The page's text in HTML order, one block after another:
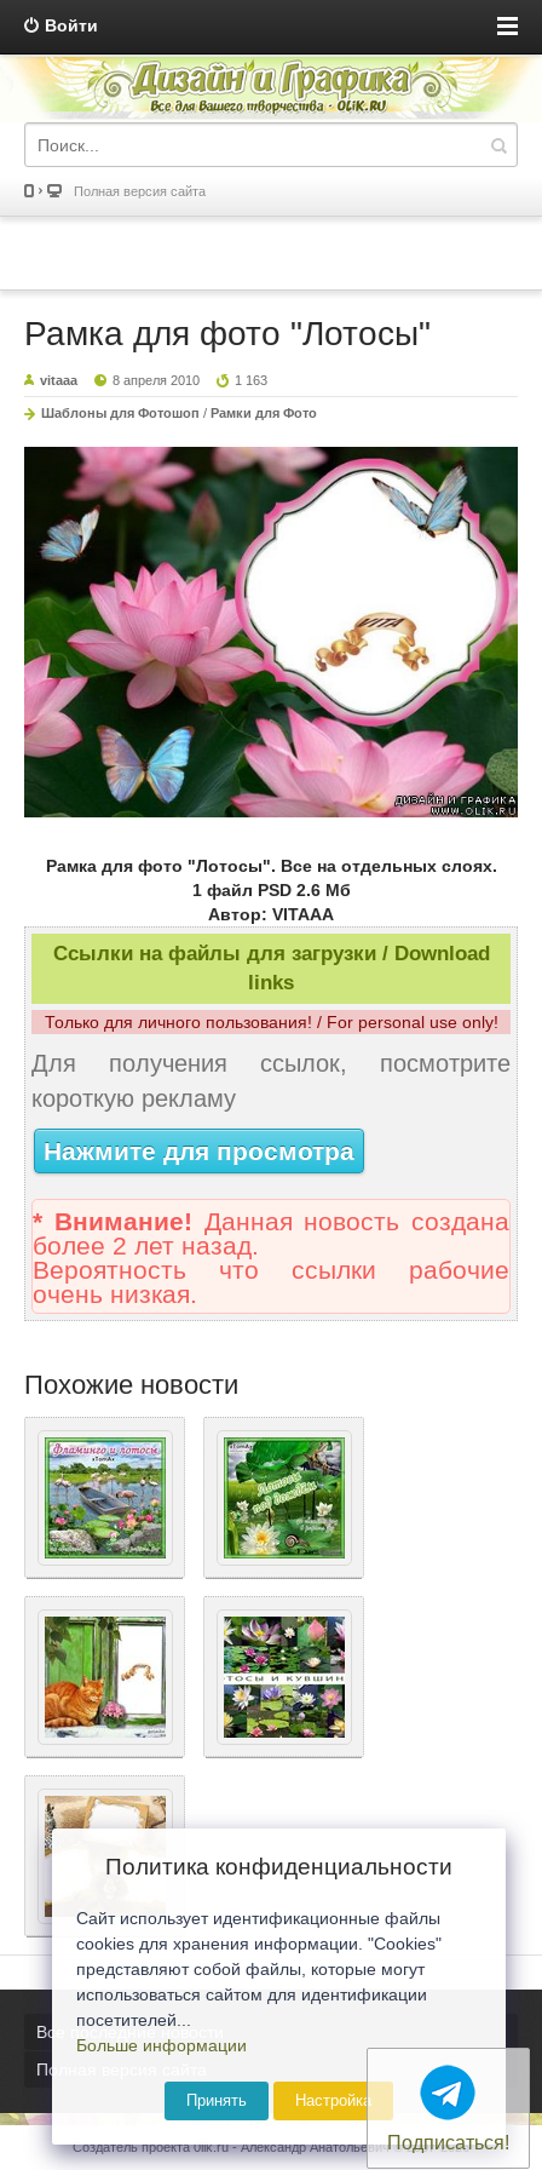
Войти
Полная версия сайта
Рамка для фото "Лотосы"
vitaaa 8 апреля 2010 1 163
Шаблоны для Фотошоп / Рамки для Фото
Рамка для фото "Лотосы". Все на отдельных слоях.
1 файл PSD 2.6 Мб
Автор: VITAAA
Ссылки на файлы для загрузки / Download
links
Только для личного пользования! / For personal use only!
Для получения ссылок, посмотрите
короткую рекламу
Нажмите для просмотра
* Внимание! Данная новость создана
более 2 лет назад.
Вероятность что ссылки рабочие
очень низкая.
Похожие новости
Все последние новости
Полная версия сайта
Создатель проекта 0lik.ru - Александр Анатольевич © 2007-2026
Подписаться!
Политика конфиденциальности
Сайт использует идентификационные файлы
cookies для хранения информации. "Cookies"
представляют собой файлы, которые могут
использоваться сайтом для идентификации
посетителей...
Больше информации
Принять Настройка